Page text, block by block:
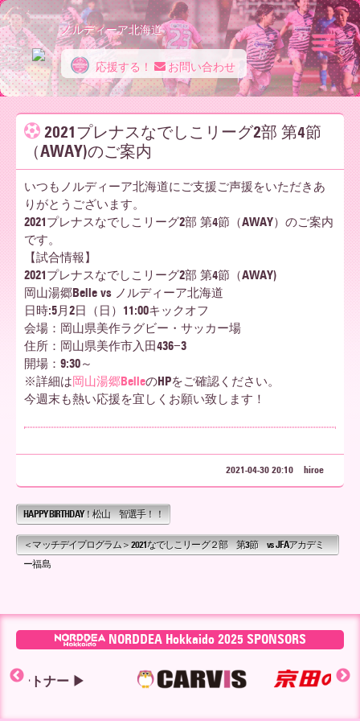
ノ
ル
デ
ィ
ー
ア
北
海
ノルディーア北海道
応援する！ お問い合わせ
2021プレナスなでしこリーグ2部 第4節
（AWAY)のご案内
いつもノルディーア北海道にご支援ご声援をいただきあ
りがとうございます。
2021プレナスなでしこリーグ2部 第4節（AWAY）のご案内
です。
【試合情報】
2021プレナスなでしこリーグ2部 第4節（AWAY)
岡山湯郷Belle vs ノルディーア北海道
日時:5月2日（日）11:00キックオフ
会場：岡山県美作ラグビー・サッカー場
住所：岡山県美作市入田436−3
開場：9:30～
※詳細は岡山湯郷BelleのHPをご確認ください。
今週末も熱い応援を宜しくお願い致します！
2021-04-30 20:10 hiroe
HAPPY BIRTHDAY！松山 智選手！！
＜マッチデイプログラム＞2021なでしこリーグ２部 第3節 vs JFAアカデミ
ー福島
NORDDEA Hokkaido 2025 SPONSORS
ー ▶